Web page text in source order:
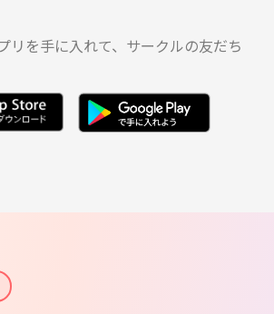
リを手に入れて、サークルの友だち